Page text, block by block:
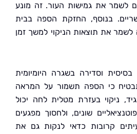
גמישות העור. זה מונע
החזקת הספה בבית
תוצאות הניקוי למשך זמן
בשגרה היומיומית
הספה תשמור על המראה
בעזרת מטלית לחה יכול
שונים, ולחסוך מפגעים
כדאי לנקות גם את